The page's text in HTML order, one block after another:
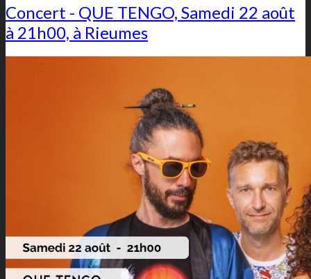
Concert - QUE TENGO, Samedi 22 août
à 21h00, à Rieumes